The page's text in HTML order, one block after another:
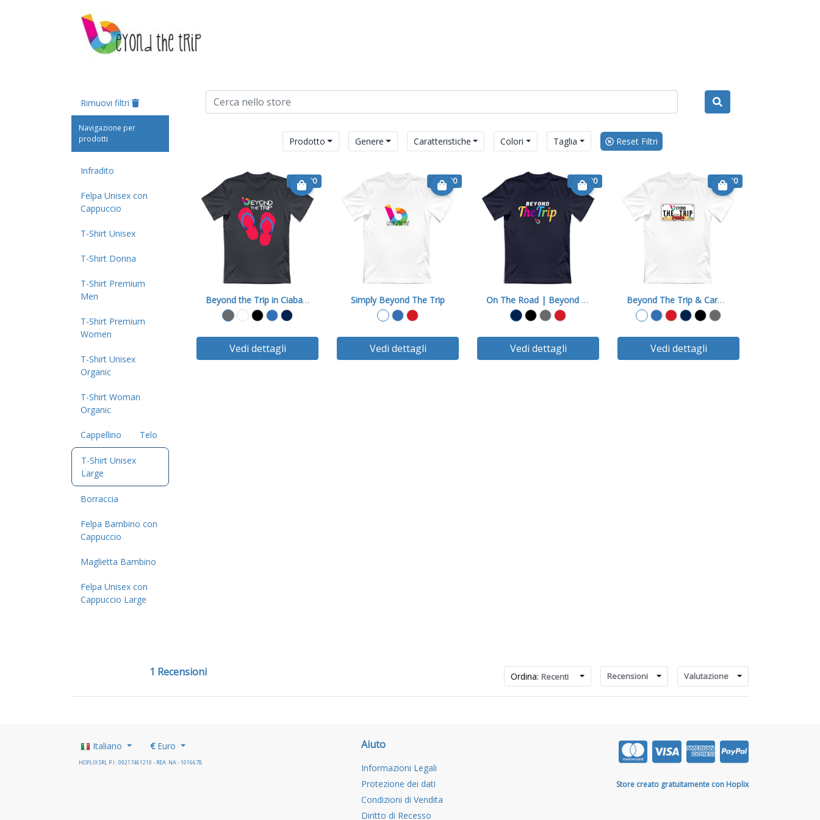
Rimuovi filtri
Navigazione per
prodotti
Infradito
Felpa Unisex con
Cappuccio
T-Shirt Unisex
T-Shirt Donna
T-Shirt Premium
Men
T-Shirt Premium
Women
T-Shirt Unisex
Organic
T-Shirt Woman
Organic
Cappellino Telo
T-Shirt Unisex
Large
Borraccia
Felpa Bambino con
Cappuccio
Maglietta Bambino
Felpa Unisex con
Cappuccio Large
€ 19.90
Beyond the Trip in Ciabatte | Black
Vedi dettagli
€ 19.90
Simply Beyond The Trip
Vedi dettagli
€ 19.90
On The Road | Beyond The Trip
Vedi dettagli
€ 19.90
Beyond The Trip & Carmencita
Vedi dettagli
Prodotto Genere Caratteristiche Colori Taglia Reset Filtri
1 Recensioni Valutazione
Recensioni
Ordina: Recenti
Italiano €Euro
HOPLIX SRL P.I.: 09217461210 - REA: NA - 1016678
Aiuto
Informazioni Legali
Protezione dei dati
Condizioni di Vendita
Diritto di Recesso
Store creato gratuitamente con Hoplix